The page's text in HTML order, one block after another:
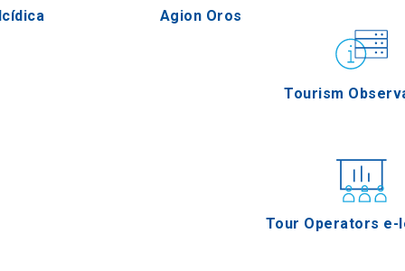
Agion Oros
Tourism
Tour Operators e-